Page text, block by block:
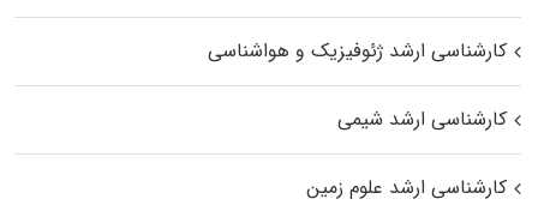
کارشناسی ارشد ژئوفیزیک و هواشناسی
کارشناسی ارشد شیمی
کارشناسی ارشد علوم زمین